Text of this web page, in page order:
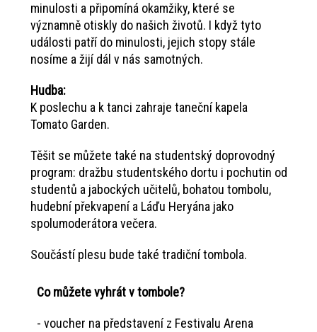
minulosti a připomíná okamžiky, které se
významně otiskly do našich životů. I když tyto
události patří do minulosti, jejich stopy stále
nosíme a žijí dál v nás samotných.
Hudba:
K poslechu a k tanci zahraje taneční kapela
Tomato Garden.
Těšit se můžete také na studentský doprovodný
program: dražbu studentského dortu i pochutin od
studentů a jabockých učitelů, bohatou tombolu,
hudební překvapení a Láďu Heryána jako
spolumoderátora večera.
Součástí plesu bude také tradiční tombola.
Co můžete vyhrát v tombole?
- voucher na představení z Festivalu Arena